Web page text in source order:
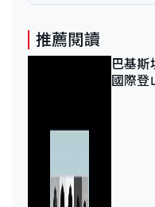
推薦閱讀
巴基
國際